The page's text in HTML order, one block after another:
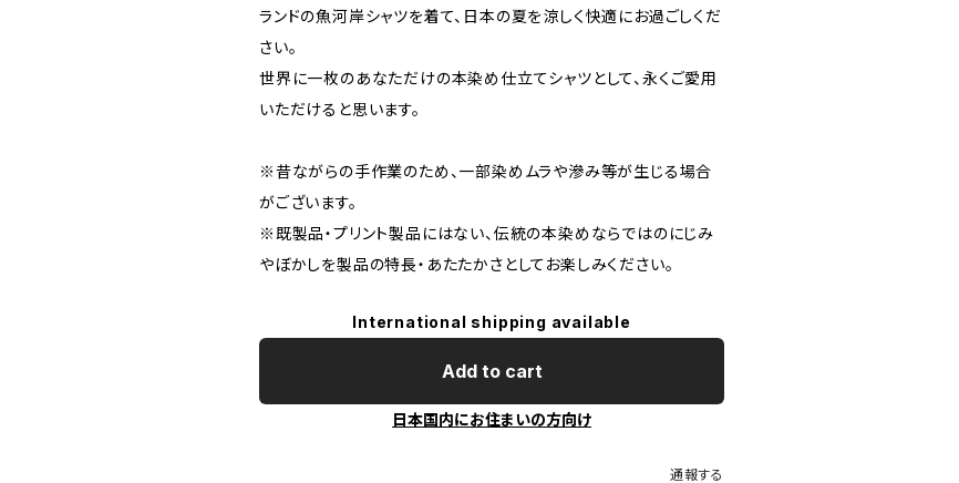
ランドの魚河岸シャツを着て、日本の夏を涼しく快適にお過ごしくだ
さい。
世界に一枚のあなただけの本染め仕立てシャツとして、永くご愛用
いただけると思います。
※昔ながらの手作業のため、一部染めムラや滲み等が生じる場合
がございます。
※既製品・プリント製品にはない、伝統の本染めならではのにじみ
やぼかしを製品の特長・あたたかさとしてお楽しみください。
International shipping available
Add to cart
日本国内にお住まいの方向け
通報する